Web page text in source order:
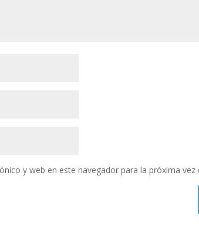
y web en este navegador para la próxima vez